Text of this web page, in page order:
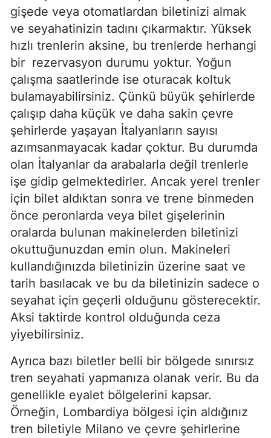
gişede veya otomatlardan biletinizi almak
ve seyahatinizin tadını çıkarmaktır. Yüksek
hızlı trenlerin aksine, bu trenlerde herhangi
bir rezervasyon durumu yoktur. Yoğun
çalışma saatlerinde ise oturacak koltuk
bulamayabilirsiniz. Çünkü büyük şehirlerde
çalışıp daha küçük ve daha sakin çevre
şehirlerde yaşayan İtalyanların sayısı
azımsanmayacak kadar çoktur. Bu durumda
olan İtalyanlar da arabalarla değil trenlerle
işe gidip gelmektedirler. Ancak yerel trenler
için bilet aldıktan sonra ve trene binmeden
önce peronlarda veya bilet gişelerinin
oralarda bulunan makinelerden biletinizi
okuttuğunuzdan emin olun. Makineleri
kullandığınızda biletinizin üzerine saat ve
tarih basılacak ve bu da biletinizin sadece o
seyahat için geçerli olduğunu gösterecektir.
Aksi taktirde kontrol olduğunda ceza
yiyebilirsiniz.
Ayrıca bazı biletler belli bir bölgede sınırsız
tren seyahati yapmanıza olanak verir. Bu da
genellikle eyalet bölgelerini kapsar.
Örneğin, Lombardiya bölgesi için aldığınız
tren biletiyle Milano ve çevre şehirlerine